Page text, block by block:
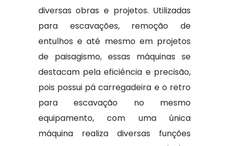
diversas obras e projetos. Utilizadas
para escavações, remoção de
entulhos e até mesmo em projetos
de paisagismo, essas máquinas se
destacam pela eficiência e precisão,
pois possui pá carregadeira e o retro
para escavação no mesmo
equipamento, com uma única
máquina realiza diversas funções